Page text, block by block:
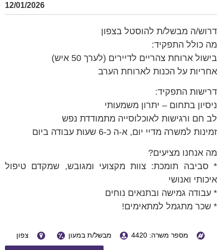
12/01/2026
דרוש/ה מבשל/ת להוסטל בצפון
מה כולל התפקיד:
בישול ארוחת צהריים לדיירים (לערך 50 איש)
אחריות על הכנות לארוחת הערב
דרישות התפקיד:
ניסיון בתחום – יתרון משמעותי
לב חם ורגישות לאוכלוסייה מתמודדת נפש
זמינות למשרה מדיי יום, א-ה כ-6 שעות עבודה ביום
מה אנחנו מציעים?
* סביבה תומכת: צוות מקצועי ומגובש, שמקדם טיפול
איכותי ואנושי
* עבודה גמישה ובתנאים נוחים
* שכר מתגמל למתאימים!
מספר משרה: 4420 מבשל/ת במעון צפון